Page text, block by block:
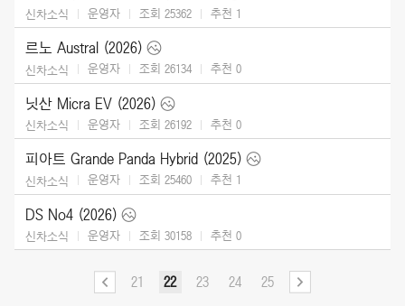
신차소식 운영자 조회 25362 추천 1
르노 Austral (2026)
신차소식 운영자 조회 26134 추천 0
닛산 Micra EV (2026)
신차소식 운영자 조회 26192 추천 0
피아트 Grande Panda Hybrid (2025)
신차소식 운영자 조회 25460 추천 1
DS No4 (2026)
신차소식 운영자 조회 30158 추천 0
21 22 23 24 25